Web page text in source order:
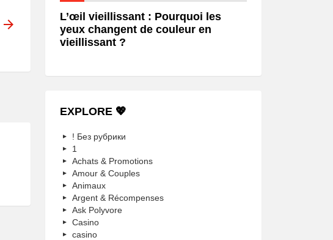
L’œil vieillissant : Pourquoi les
yeux changent de couleur en
vieillissant ?
EXPLORE 💖
! Без рубрики
1
Achats & Promotions
Amour & Couples
Animaux
Argent & Récompenses
Ask Polyvore
Casino
casino